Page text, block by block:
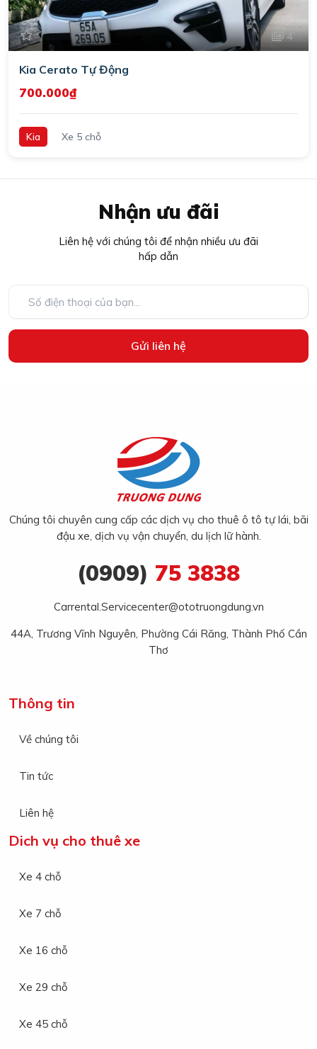
4
Kia Cerato Tự Động
700.000₫
Kia Xe 5 chỗ
Nhận ưu đãi
Liên hệ với chúng tôi để nhận nhiều ưu đãi
hấp dẫn
Gửi liên hệ
Chúng tôi chuyên cung cấp các dịch vụ cho thuê ô tô tự lái, bãi
đậu xe, dịch vụ vận chuyển, du lịch lữ hành.
Thông tin
Về chúng tôi
Tin tức
Liên hệ
Dich vụ cho thuê xe
Xe 4 chỗ
Xe 7 chỗ
Xe 16 chỗ
Xe 29 chỗ
Xe 45 chỗ
(0909) 75 3838
Carrental.Servicecenter@ototruongdung.vn
44A, Trương Vĩnh Nguyên, Phường Cái Răng, Thành Phố Cần
Thơ